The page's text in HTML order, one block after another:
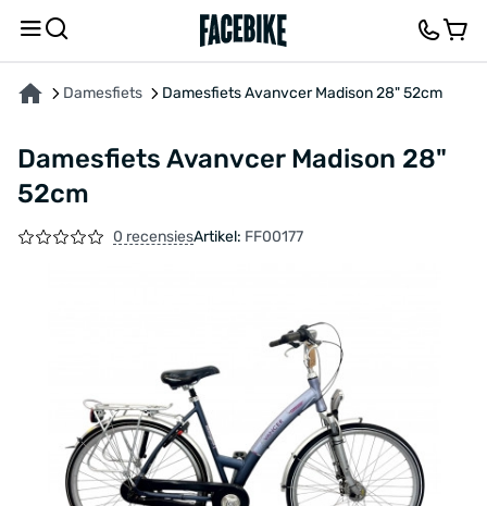
Damesfiets Damesfiets Avanvcer Madison 28" 52cm
Damesfiets Avanvcer Madison 28"
52cm
0 recensiesArtikel: FF00177
OVER HET PRODUCT KENMERKENFEEDBACK EN VRAGEN